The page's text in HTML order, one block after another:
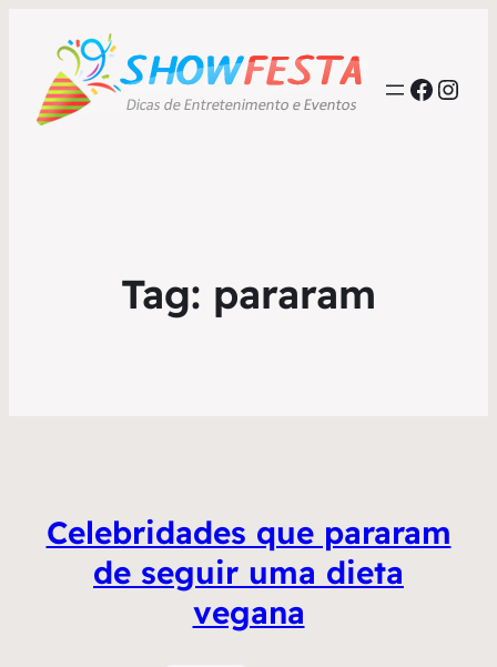
Tag: pararam
Celebridades que pararam
de seguir uma dieta
vegana